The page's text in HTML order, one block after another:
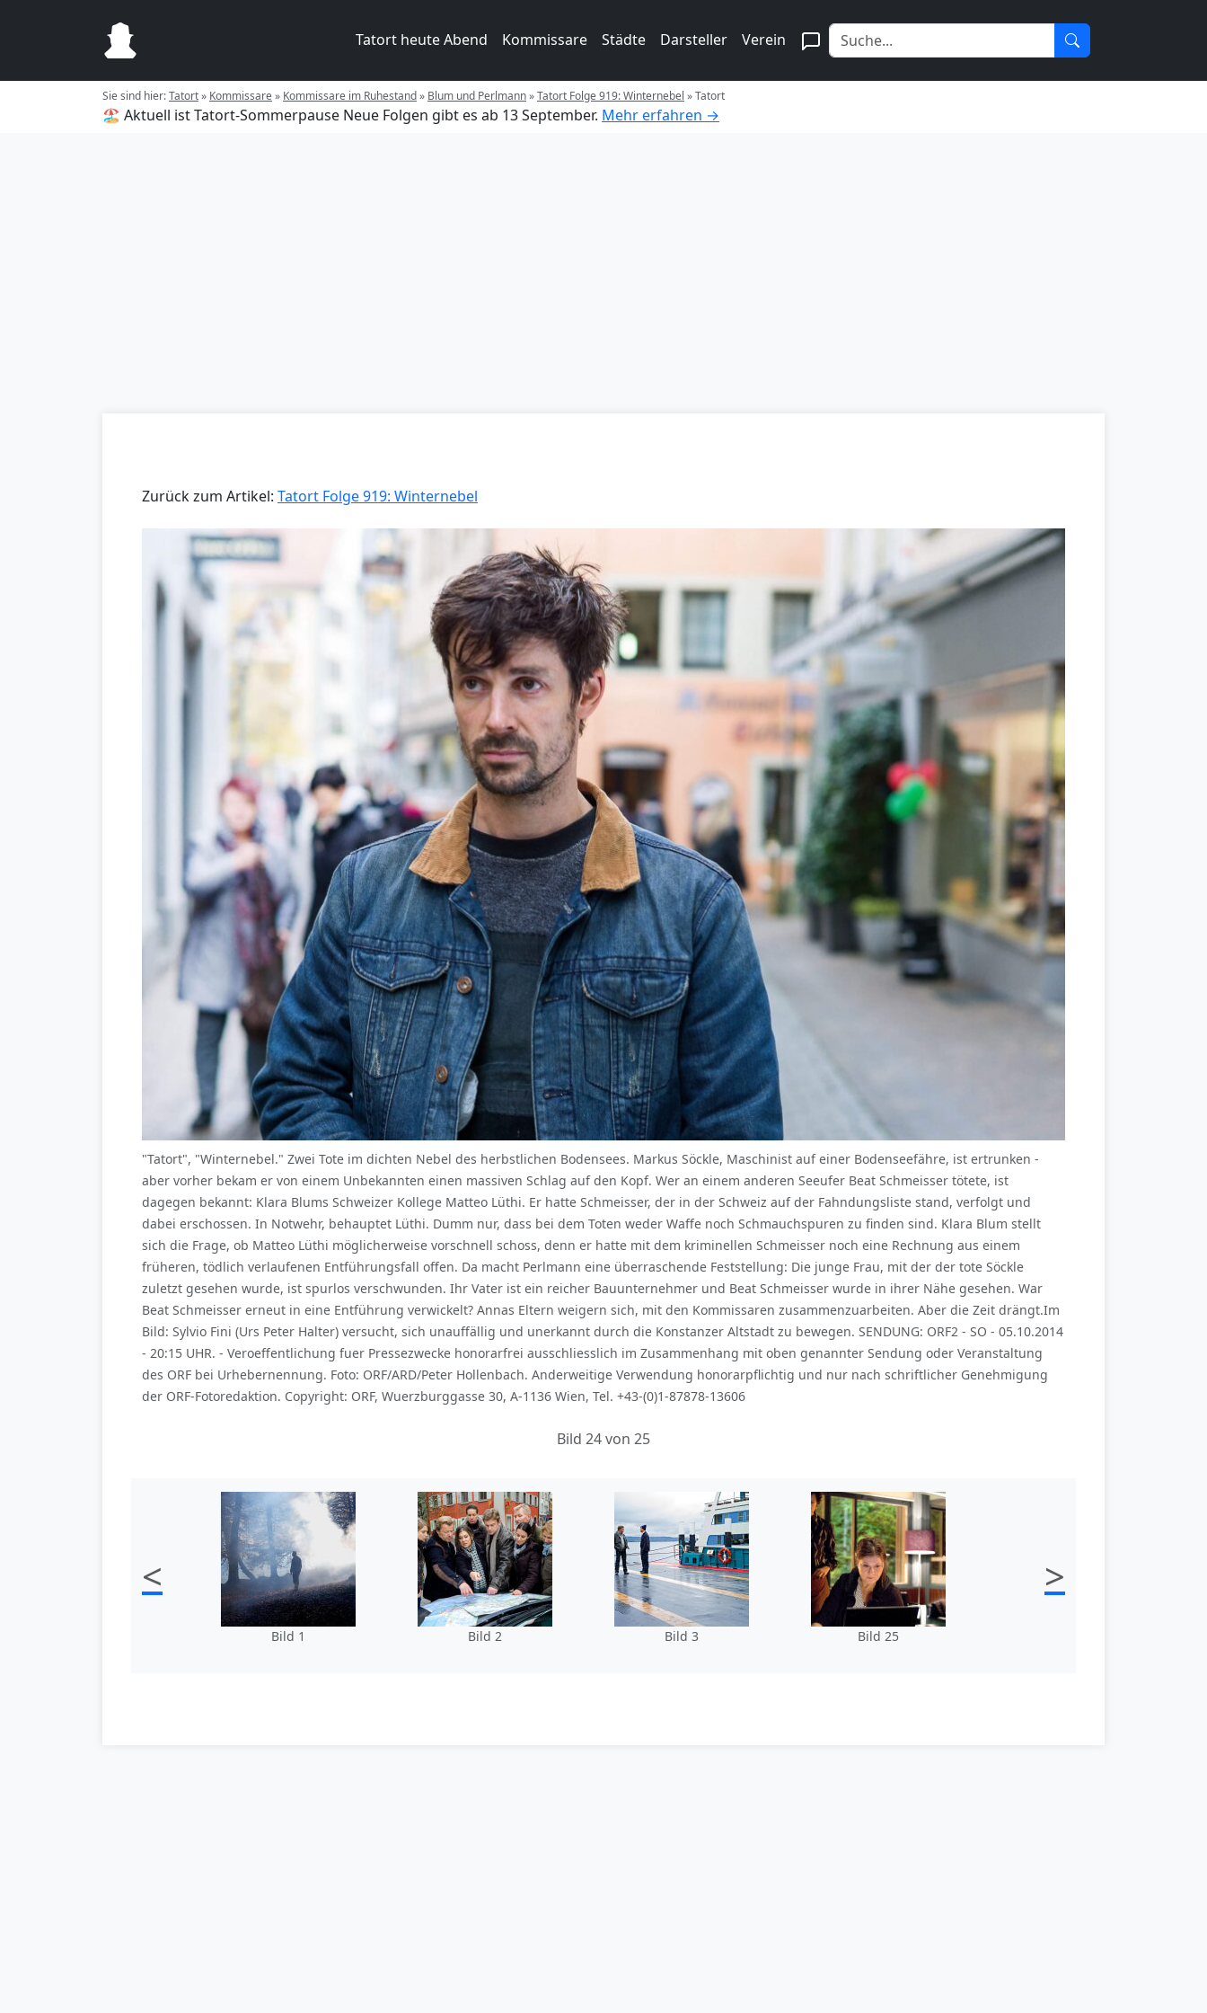
Tatort heute Abend Kommissare Städte Darsteller Verein
Sie sind hier:Tatort» Kommissare» Kommissare im Ruhestand» Blum und Perlmann»Tatort Folge 919: Winternebel »Tatort
🏖️ Aktuell ist Tatort-Sommerpause Neue Folgen gibt es ab 13 September. Mehr erfahren →
Zurück zum Artikel: Tatort Folge 919: Winternebel
"Tatort", "Winternebel." Zwei Tote im dichten Nebel des herbstlichen Bodensees. Markus Söckle, Maschinist auf einer Bodenseefähre, ist ertrunken -
aber vorher bekam er von einem Unbekannten einen massiven Schlag auf den Kopf. Wer an einem anderen Seeufer Beat Schmeisser tötete, ist
dagegen bekannt: Klara Blums Schweizer Kollege Matteo Lüthi. Er hatte Schmeisser, der in der Schweiz auf der Fahndungsliste stand, verfolgt und
dabei erschossen. In Notwehr, behauptet Lüthi. Dumm nur, dass bei dem Toten weder Waffe noch Schmauchspuren zu finden sind. Klara Blum stellt
sich die Frage, ob Matteo Lüthi möglicherweise vorschnell schoss, denn er hatte mit dem kriminellen Schmeisser noch eine Rechnung aus einem
früheren, tödlich verlaufenen Entführungsfall offen. Da macht Perlmann eine überraschende Feststellung: Die junge Frau, mit der der tote Söckle
zuletzt gesehen wurde, ist spurlos verschwunden. Ihr Vater ist ein reicher Bauunternehmer und Beat Schmeisser wurde in ihrer Nähe gesehen. War
Beat Schmeisser erneut in eine Entführung verwickelt? Annas Eltern weigern sich, mit den Kommissaren zusammenzuarbeiten. Aber die Zeit drängt.Im
Bild: Sylvio Fini (Urs Peter Halter) versucht, sich unauffällig und unerkannt durch die Konstanzer Altstadt zu bewegen. SENDUNG: ORF2 - SO - 05.10.2014
- 20:15 UHR. - Veroeffentlichung fuer Pressezwecke honorarfrei ausschliesslich im Zusammenhang mit oben genannter Sendung oder Veranstaltung
des ORF bei Urhebernennung. Foto: ORF/ARD/Peter Hollenbach. Anderweitige Verwendung honorarpflichtig und nur nach schriftlicher Genehmigung
der ORF-Fotoredaktion. Copyright: ORF, Wuerzburggasse 30, A-1136 Wien, Tel. +43-(0)1-87878-13606
Bild 24 von 25
<
Bild 1 Bild 2 Bild 3 Bild 25
>